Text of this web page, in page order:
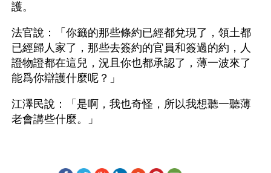
護。
法官說：「你籤的那些條約已經都兌現了，領土都
已經歸人家了，那些去簽約的官員和簽過的約，人
證物證都在這兒，況且你也都承認了，薄一波來了
能爲你辯護什麼呢？」
江澤民說：「是啊，我也奇怪，所以我想聽一聽薄